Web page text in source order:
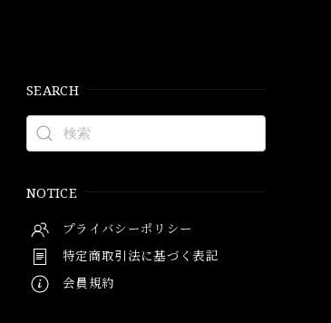
SEARCH
NOTICE
プライバシーポリシー
特定商取引法に基づく表記
会員規約